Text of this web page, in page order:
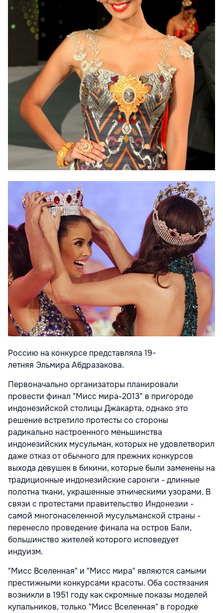
Россию на конкурсе представляла 19-
летняя Эльмира Абдразакова.
Первоначально организаторы планировали
провести финал "Мисс мира-2013" в пригороде
индонезийской столицы Джакарта, однако это
решение встретило протесты со стороны
радикально настроенного меньшинства
индонезийских мусульман, которых не удовлетворил
даже отказ от обычного для прежних конкурсов
выхода девушек в бикини, которые были заменены на
традиционные индонезийские саронги - длинные
полотна ткани, украшенные этническими узорами. В
связи с протестами правительство Индонезии -
самой многонаселенной мусульманской страны -
перенесло проведение финала на остров Бали,
большинство жителей которого исповедует
индуизм.
"Мисс Вселенная" и "Мисс мира" являются самыми
престижными конкурсами красоты. Оба состязания
возникли в 1951 году как скромные показы моделей
купальников, только "Мисс Вселенная" в городке